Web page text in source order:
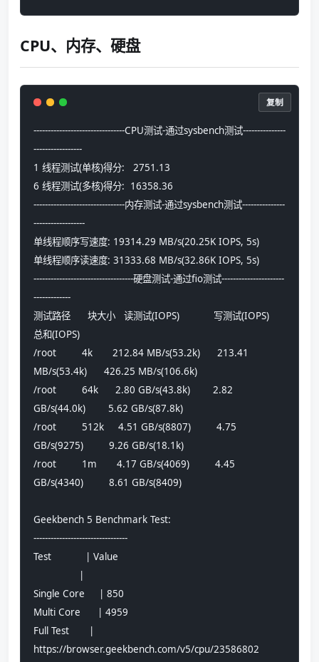
CPU、内存、硬盘
--------------------------------CPU测试-通过sysbench测试---------------
-----------------
1 线程测试(单核)得分:   2751.13
6 线程测试(多核)得分:  16358.36
--------------------------------内存测试-通过sysbench测试---------------
------------------
单线程顺序写速度: 19314.29 MB/s(20.25K IOPS, 5s)
单线程顺序读速度: 31333.68 MB/s(32.86K IOPS, 5s)
-----------------------------------硬盘测试-通过fio测试----------------------
-------------
测试路径      块大小   读测试(IOPS)            写测试(IOPS)
总和(IOPS)
/root         4k       212.84 MB/s(53.2k)      213.41
MB/s(53.4k)      426.25 MB/s(106.6k)
/root         64k      2.80 GB/s(43.8k)        2.82
GB/s(44.0k)        5.62 GB/s(87.8k)
/root         512k     4.51 GB/s(8807)         4.75
GB/s(9275)         9.26 GB/s(18.1k)
/root         1m       4.17 GB/s(4069)         4.45
GB/s(4340)         8.61 GB/s(8409)
Geekbench 5 Benchmark Test:
---------------------------------
Test            | Value
                |
Single Core     | 850
Multi Core      | 4959
Full Test       |
https://browser.geekbench.com/v5/cpu/23586802
复制